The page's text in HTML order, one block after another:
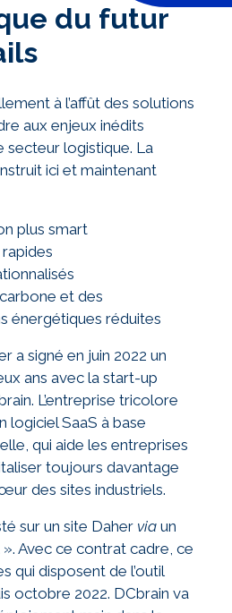
du futur
à l’affût des solutions
aux enjeux inédits
secteur logistique. La
ici et maintenant
plus smart
et des
énergétiques réduites
a signé en juin 2022 un
ans avec la start-up
L’entreprise tricolore
logiciel SaaS à base
qui aide les entreprises
toujours davantage
des sites industriels.
sur un site Daher via un
Avec ce contrat cadre, ce
qui disposent de l’outil
octobre 2022. DCbrain va